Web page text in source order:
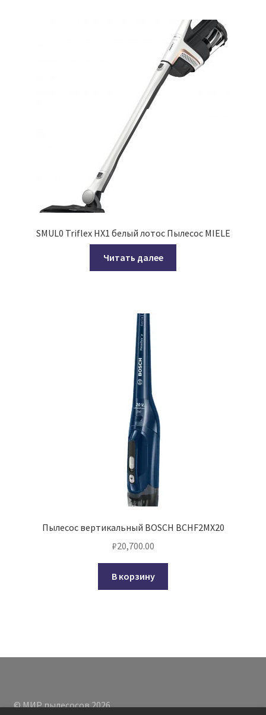
SMUL0 Triflex HX1 белый лотос Пылесос MIELE
Читать далее
Пылесос вертикальный BOSCH BCHF2MX20
₽20,700.00
В корзину
© МИР пылесосов 2026